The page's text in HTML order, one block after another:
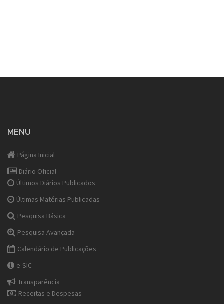
MENU
Página Inicial
Diário Oficial
Últimos Diários Publicados
Últimas Matérias Publicadas
Pesquisa Básica
Pesquisa Avançada
Calendário de Publicações
e-SIC
Transparência
Receitas e Despesas